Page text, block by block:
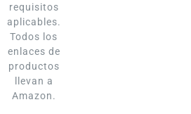
requisitos
aplicables.
Todos los
enlaces de
productos
llevan a
Amazon.